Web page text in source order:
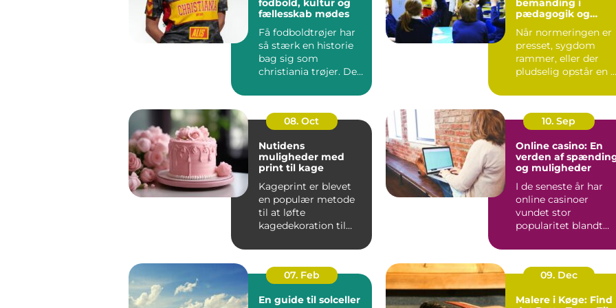
fællesskab mødes
Få fodboldtrøjer har
så stærk en historie
bag sig som
christiania trøjer. De
far...
pædagogik og
Når normeringen er
presset, sygdom
rammer, eller der
pludselig opstår en
for ...
08. Oct
Nutidens
muligheder med
print til kage
Kageprint er blevet
en populær metode
til at løfte
kagedekoration til
10. Sep
Online casino: En
verden af
og muligheder
I de seneste år har
online casinoer
vundet stor
popularitet blandt
hele v...
07. Feb
En guide til solceller
09. Dec
Malere i Køge: Find